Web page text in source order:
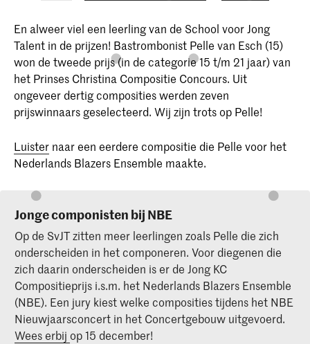
En alweer viel een leerling van de School voor Jong
Talent in de prijzen! Bastrombonist Pelle van Esch (15)
won de tweede prijs (in de categorie 15 t/m 21 jaar) van
het Prinses Christina Compositie Concours. Uit
ongeveer dertig composities werden zeven
prijswinnaars geselecteerd. Wij zijn trots op Pelle!
Luister naar een eerdere compositie die Pelle voor het
Nederlands Blazers Ensemble maakte.
Jonge componisten bij NBE
Op de SvJT zitten meer leerlingen zoals Pelle die zich
onderscheiden in het componeren. Voor diegenen die
zich daarin onderscheiden is er de Jong KC
Compositieprijs i.s.m. het Nederlands Blazers Ensemble
(NBE). Een jury kiest welke composities tijdens het NBE
Nieuwjaarsconcert in het Concertgebouw uitgevoerd.
Wees erbij op 15 december!